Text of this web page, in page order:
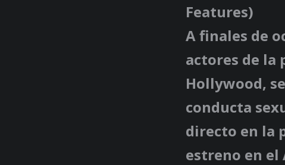
Features)
A finales de
actores de la
Hollywood,
conducta
directo en la
estreno en el